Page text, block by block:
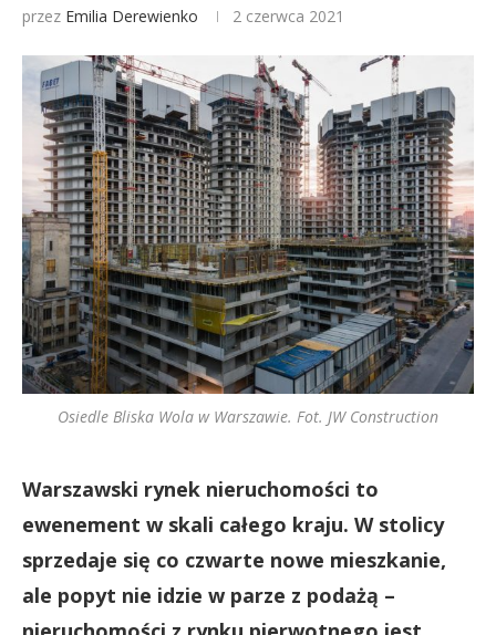
przez Emilia Derewienko 2 czerwca 2021
Osiedle Bliska Wola w Warszawie. Fot. JW Construction
Warszawski rynek nieruchomości to
ewenement w skali całego kraju. W stolicy
sprzedaje się co czwarte nowe mieszkanie,
ale popyt nie idzie w parze z podażą –